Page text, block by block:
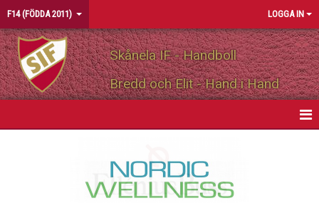
F14 (FÖDDA 2011) LOGGA IN
Skånela IF - Handboll
Bredd och Elit - Hand i Hand